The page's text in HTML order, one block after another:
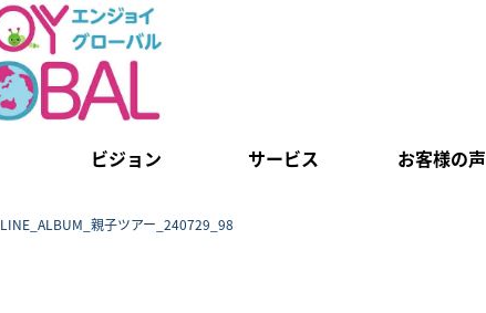
ビジョン サービス お客様の声
LINE_ALBUM_親子ツアー_240729_98